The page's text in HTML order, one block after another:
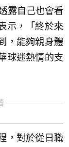
露自己也會看
示，「終於來
，能夠親身體
球迷熱情的支
，對於從日職